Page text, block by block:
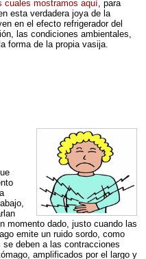
cuales mostramos aquí, para
esta verdadera joya de la
en el efecto refrigerador del
las condiciones ambientales,
forma de la propia vasija.
momento dado, justo cuando las
emite un ruido sordo, como
deben a las contracciones
amplificados por el largo y